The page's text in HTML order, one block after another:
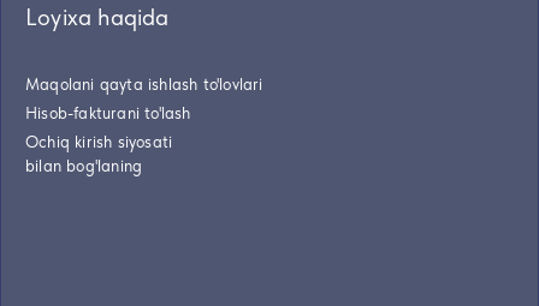
Loyixa haqida
Maqolani qayta ishlash to'lovlari
Hisob-fakturani to'lash
Ochiq kirish siyosati
bilan bog'laning